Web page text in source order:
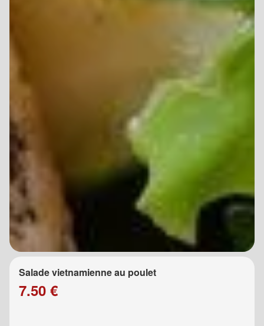
Salade vietnamienne au poulet
7.50 €